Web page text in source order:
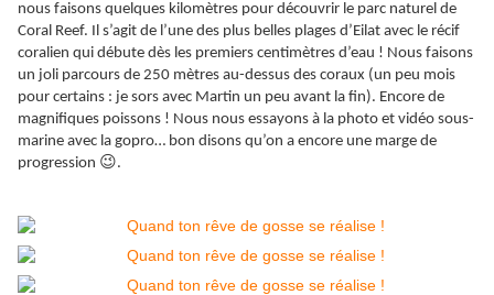
nous faisons quelques kilomètres pour découvrir le parc naturel de
Coral Reef. Il s’agit de l’une des plus belles plages d’Eilat avec le récif
coralien qui débute dès les premiers centimètres d’eau ! Nous faisons
un joli parcours de 250 mètres au-dessus des coraux (un peu mois
pour certains : je sors avec Martin un peu avant la fin). Encore de
magnifiques poissons ! Nous nous essayons à la photo et vidéo sous-
marine avec la gopro… bon disons qu’on a encore une marge de
progression 😉.